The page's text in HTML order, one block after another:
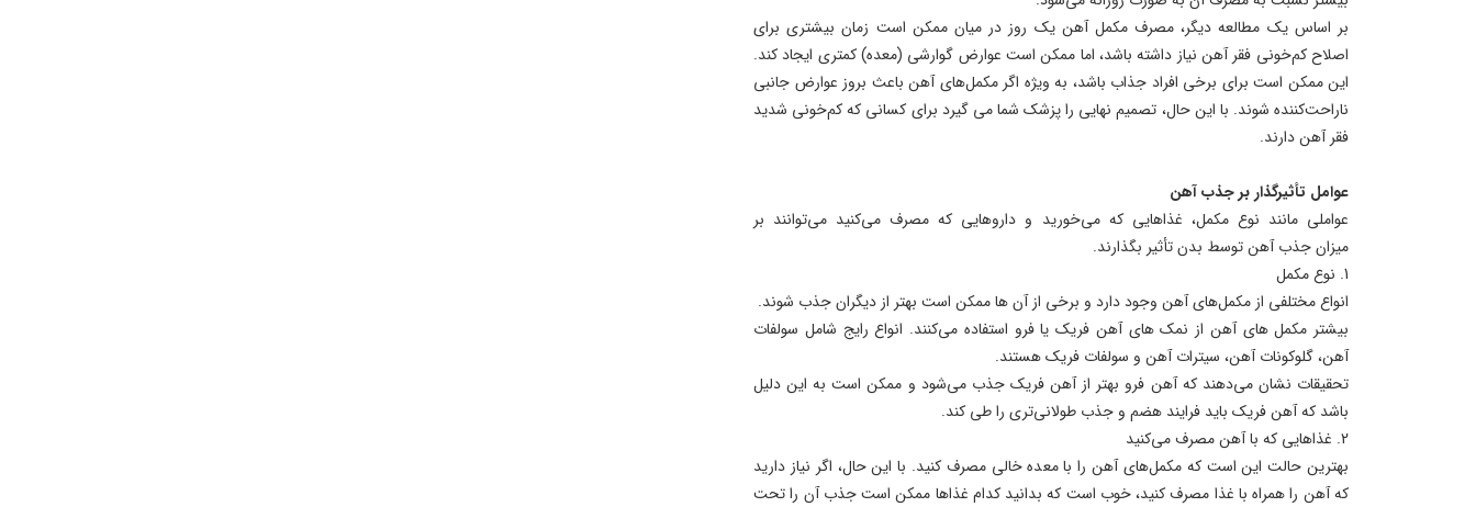
بر اساس یک مطالعه دیگر، مصرف مکمل آهن یک روز در میان ممکن است زمان بیشتری برای
اصلاح کم‌خونی فقر آهن نیاز داشته باشد، اما ممکن است عوارض گوارشی (معده) کمتری ایجاد کند.
این ممکن است برای برخی افراد جذاب باشد، به ویژه اگر مکمل‌های آهن باعث بروز عوارض جانبی
ناراحت‌کننده شوند. با این حال، تصمیم نهایی را پزشک شما می گیرد برای کسانی که کم‌خونی شدید
فقر آهن دارند.
عوامل تأثیرگذار بر جذب آهن
عواملی مانند نوع مکمل، غذاهایی که می‌خورید و داروهایی که مصرف می‌کنید می‌توانند بر
میزان جذب آهن توسط بدن تأثیر بگذارند.
1. نوع مکمل
انواع مختلفی از مکمل‌های آهن وجود دارد و برخی از آن ها ممکن است بهتر از دیگران جذب شوند.
بیشتر مکمل های آهن از نمک ‌های آهن فریک یا فرو استفاده می‌کنند. انواع رایج شامل سولفات
آهن، گلوکونات آهن، سیترات آهن و سولفات فریک هستند.
تحقیقات نشان می‌دهند که آهن فرو بهتر از آهن فریک جذب می‌شود و ممکن است به این دلیل
باشد که آهن فریک باید فرایند هضم و جذب طولانی‌تری را طی کند.
2. غذاهایی که با آهن مصرف می‌کنید
بهترین حالت این است که مکمل‌های آهن را با معده خالی مصرف کنید. با این حال، اگر نیاز دارید
که آهن را همراه با غذا مصرف کنید، خوب است که بدانید کدام غذاها ممکن است جذب آن را تحت